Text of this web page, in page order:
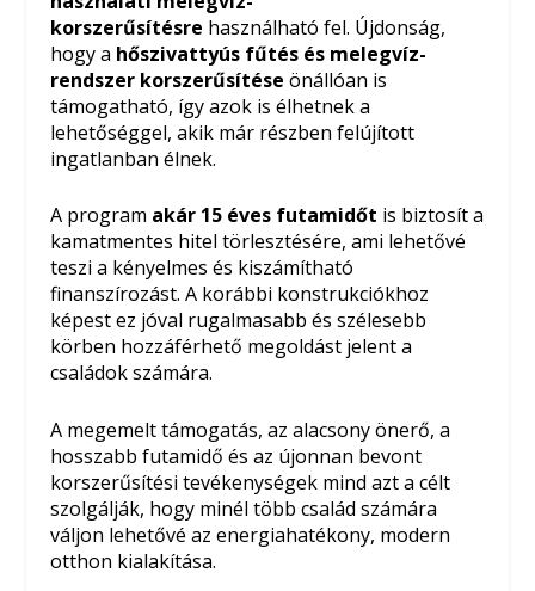
korszerűsítésre használható fel. Újdonság,
hogy a hőszivattyús fűtés és melegvíz-
rendszer korszerűsítése önállóan is
támogatható, így azok is élhetnek a
lehetőséggel, akik már részben felújított
ingatlanban élnek.
A program akár 15 éves futamidőt is biztosít a
kamatmentes hitel törlesztésére, ami lehetővé
teszi a kényelmes és kiszámítható
finanszírozást. A korábbi konstrukciókhoz
képest ez jóval rugalmasabb és szélesebb
körben hozzáférhető megoldást jelent a
családok számára.
A megemelt támogatás, az alacsony önerő, a
hosszabb futamidő és az újonnan bevont
korszerűsítési tevékenységek mind azt a célt
szolgálják, hogy minél több család számára
váljon lehetővé az energiahatékony, modern
otthon kialakítása.